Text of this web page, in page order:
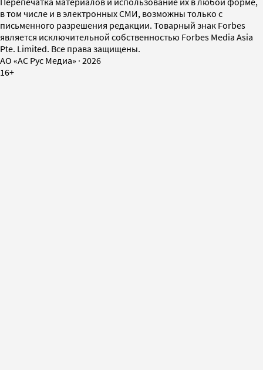
в том числе и в электронных СМИ, возможны только с
письменного разрешения редакции. Товарный знак Forbes
является исключительной собственностью Forbes Media Asia
Pte. Limited. Все права защищены.
AO «АС Рус Медиа» · 2026
16+